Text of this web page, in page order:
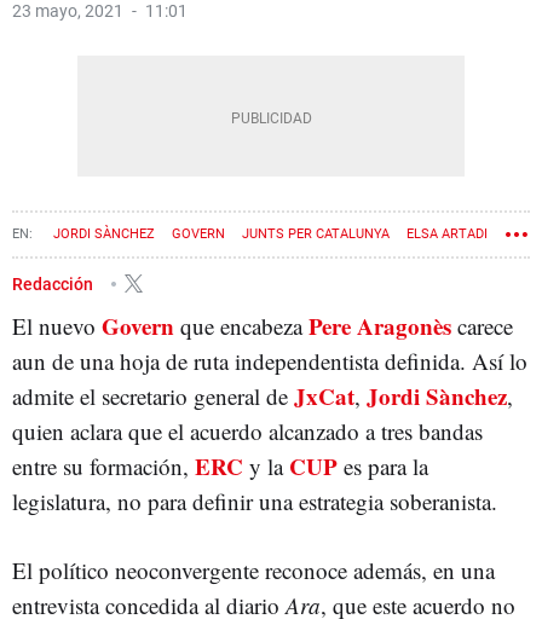
23 mayo, 2021 11:01
JORDI SÀNCHEZ GOVERN JUNTS PER CATALUNYA ELSA ARTADI
PERE ARAGONÈS
Redacción
El nuevo Govern que encabezaPere Aragonès carece
aun de una hoja de ruta independentista definida. Así lo
admite el secretario general de JxCat, Jordi Sànchez,
quien aclara que el acuerdo alcanzado a tres bandas
entre su formación, ERC y la CUP es para la
legislatura, no para definir una estrategia soberanista.
El político neoconvergente reconoce además, en una
entrevista concedida al diarioAra, que este acuerdo no